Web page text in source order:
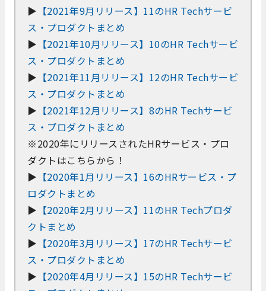
▶ 【2021年9月リリース】11のHR Techサービ
ス・プロダクトまとめ
▶ 【2021年10月リリース】10のHR Techサービ
ス・プロダクトまとめ
▶ 【2021年11月リリース】12のHR Techサービ
ス・プロダクトまとめ
▶ 【2021年12月リリース】8のHR Techサービ
ス・プロダクトまとめ
※2020年にリリースされたHRサービス・プロ
ダクトはこちらから！
▶ 【2020年1月リリース】16のHRサービス・プ
ロダクトまとめ
▶ 【2020年2月リリース】11のHR Techプロダ
クトまとめ
▶ 【2020年3月リリース】17のHR Techサービ
ス・プロダクトまとめ
▶ 【2020年4月リリース】15のHR Techサービ